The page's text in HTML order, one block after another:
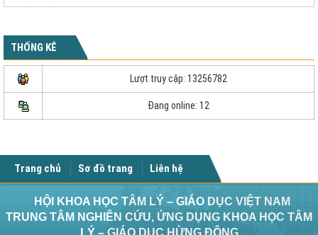
THỐNG KÊ
Lượt truy cập: 13256782
Đang online: 12
Trang chủ Sơ đồ trang Liên hệ
HỘI KHOA HỌC TÂM LÝ – GIÁO DỤC VIỆT NAM
TRUNG TÂM NGHIÊN CỨU, ỨNG DỤNG KHOA HỌC TÂM
LÝ – GIÁO DỤC HỪNG ĐÔNG